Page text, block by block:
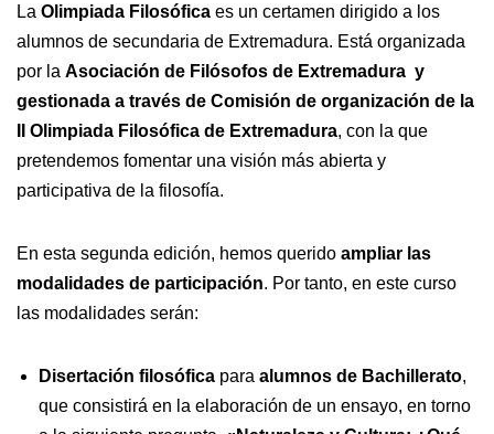
La Olimpiada Filosófica es un certamen dirigido a los
alumnos de secundaria de Extremadura. Está organizada
por la Asociación de Filósofos de Extremadura y
gestionada a través de Comisión de organización de la
II Olimpiada Filosófica de Extremadura, con la que
pretendemos fomentar una visión más abierta y
participativa de la filosofía.
En esta segunda edición, hemos querido ampliar las
modalidades de participación. Por tanto, en este curso
las modalidades serán:
Disertación filosófica para alumnos de Bachillerato,
que consistirá en la elaboración de un ensayo, en torno